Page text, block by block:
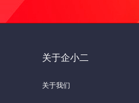
关于企小二
关于我们